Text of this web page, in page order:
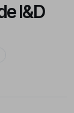
I&D